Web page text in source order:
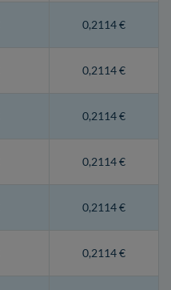
0,2114 €
0,2114 €
0,2114 €
0,2114 €
0,2114 €
0,2114 €